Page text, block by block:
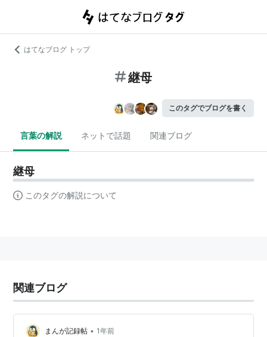
はてなブログ トップ
継母
このタグでブログを書く
言葉の解説 ネットで話題 関連ブログ
継母
このタグの解説について
関連ブログ
まんが記録帖 • 1年前